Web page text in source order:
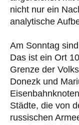
nicht nur ein
analytische
Am Sonntag
Das ist ein Ort
Grenze der
Donezk und
Städte, die von
russischen